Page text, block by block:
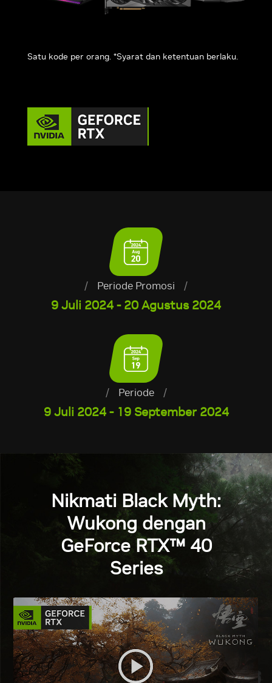
Satu kode per orang. *Syarat dan ketentuan berlaku.
/ Periode Promosi /
9 Juli 2024 - 20 Agustus 2024
/ Periode /
9 Juli 2024 - 19 September 2024
Nikmati Black Myth:
Wukong dengan
GeForce RTX™ 40
Series